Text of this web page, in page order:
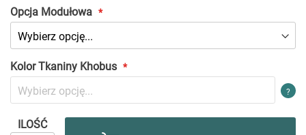
Opcja Modułowa
Kolor Tkaniny Khobus
?
ILOŚĆ